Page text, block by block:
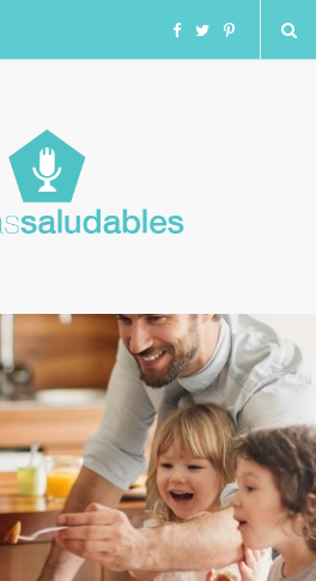
F
o
o
k
T
e
r
I
g
r
a
m